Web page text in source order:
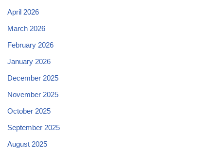
April 2026
March 2026
February 2026
January 2026
December 2025
November 2025
October 2025
September 2025
August 2025